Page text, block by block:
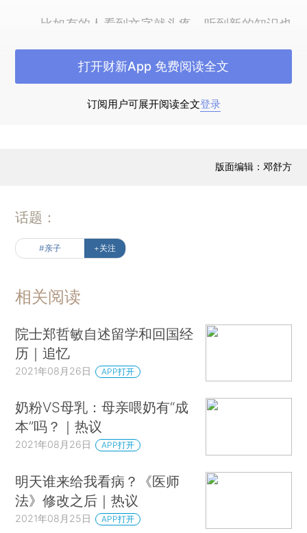
比如有的人看到文字就头疼，听到新的知识也
而这背后，可能存在2个原因：
一是受到了过度的控制；
这两者都会导致「敌意」的产生。
拒绝、抵触、或无视。
过度控制，让人抵触
过度的控制，会让人变得防御，对任何信息，
第一时间总是「本能拒绝」。
比如，开头我提到的那位容易生病的女孩。
和她细聊后，我才发现，她本身就很反感别人
再加上比较倔强，所以更加有一种抵触心理：
我为什么要听你的？
我凭什么要按照你说的来？
但自从她上高二后，学校就开始了军事化管
订阅用户可展开阅读全文登录
打开财新App 免费阅读全文
版面编辑：邓舒方
话题：
#亲子 +关注
相关阅读
院士郑哲敏自述留学和回国经
历｜追忆
2021年08月26日 APP打开
奶粉VS母乳：母亲喂奶有“成
本”吗？｜热议
2021年08月26日 APP打开
明天谁来给我看病？《医师
法》修改之后｜热议
2021年08月25日 APP打开